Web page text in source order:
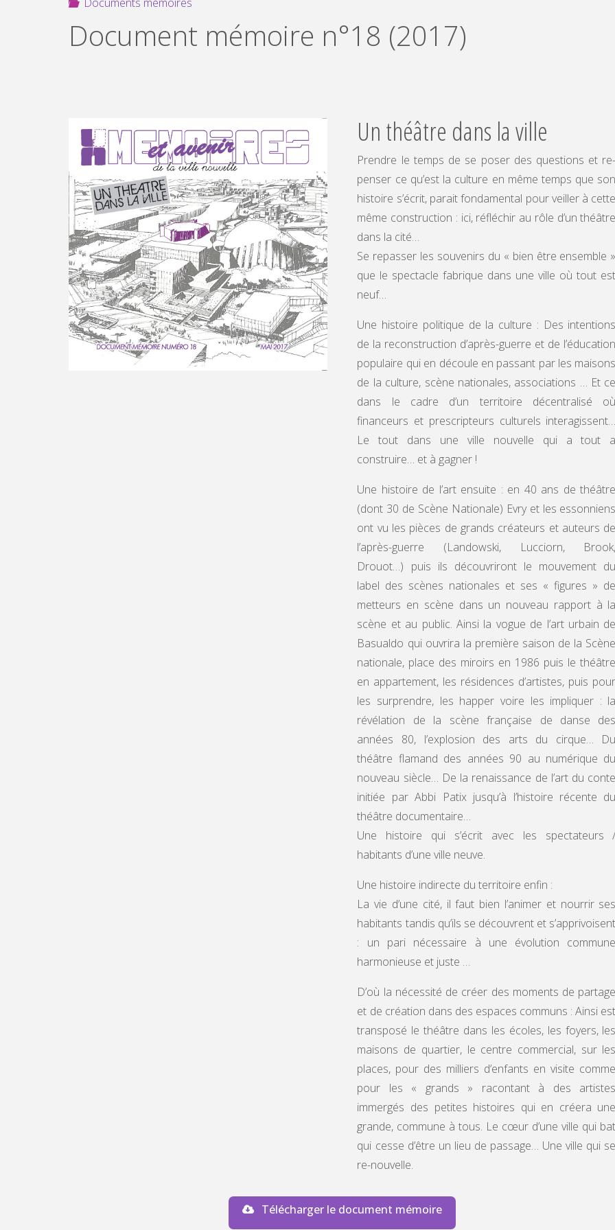
Document mémoire n°18 (2017)
Un théâtre dans la ville
Prendre le temps de se poser des questions et re-
penser ce qu’est la culture en même temps que son
histoire s’écrit, parait fondamental pour veiller à cette
même construction : ici, réfléchir au rôle d’un théâtre
dans la cité…
Se repasser les souvenirs du « bien être ensemble »
que le spectacle fabrique dans une ville où tout est
neuf…
Une histoire politique de la culture : Des intentions
de la reconstruction d’après-guerre et de l’éducation
populaire qui en découle en passant par les maisons
de la culture, scène nationales, associations … Et ce
dans le cadre d’un territoire décentralisé où
financeurs et prescripteurs culturels interagissent…
Le tout dans une ville nouvelle qui a tout a
construire… et à gagner !
Une histoire de l’art ensuite : en 40 ans de théâtre
(dont 30 de Scène Nationale) Evry et les essonniens
ont vu les pièces de grands créateurs et auteurs de
l’après-guerre (Landowski, Lucciorn, Brook,
Drouot…) puis ils découvriront le mouvement du
label des scènes nationales et ses « figures » de
metteurs en scène dans un nouveau rapport à la
scène et au public. Ainsi la vogue de l’art urbain de
Basualdo qui ouvrira la première saison de la Scène
nationale, place des miroirs en 1986 puis le théâtre
en appartement, les résidences d’artistes, puis pour
les surprendre, les happer voire les impliquer : la
révélation de la scène française de danse des
années 80, l’explosion des arts du cirque… Du
théâtre flamand des années 90 au numérique du
nouveau siècle… De la renaissance de l’art du conte
initiée par Abbi Patix jusqu’à l’histoire récente du
théâtre documentaire…
Une histoire qui s’écrit avec les spectateurs /
habitants d’une ville neuve.
Une histoire indirecte du territoire enfin :
La vie d’une cité, il faut bien l’animer et nourrir ses
habitants tandis qu’ils se découvrent et s’apprivoisent
: un pari nécessaire à une évolution commune
harmonieuse et juste …
D’où la nécessité de créer des moments de partage
et de création dans des espaces communs : Ainsi est
transposé le théâtre dans les écoles, les foyers, les
maisons de quartier, le centre commercial, sur les
places, pour des milliers d’enfants en visite comme
pour les « grands » racontant à des artistes
immergés des petites histoires qui en créera une
grande, commune à tous. Le cœur d’une ville qui bat
qui cesse d’être un lieu de passage… Une ville qui se
re-nouvelle.
Télécharger le document mémoire